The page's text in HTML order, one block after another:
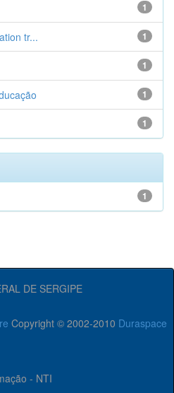
1
1
tr...
1
1
1
1
DE SERGIPE
Copyright © 2002-2010 Duraspace
- NTI